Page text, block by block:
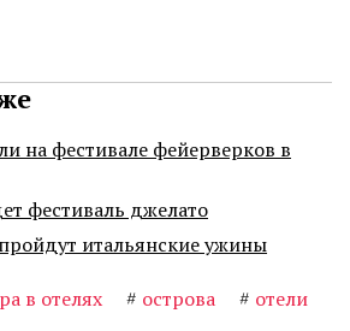
на фестивале фейерверков в
фестиваль джелато
итальянские ужины
в отелях # острова # отели